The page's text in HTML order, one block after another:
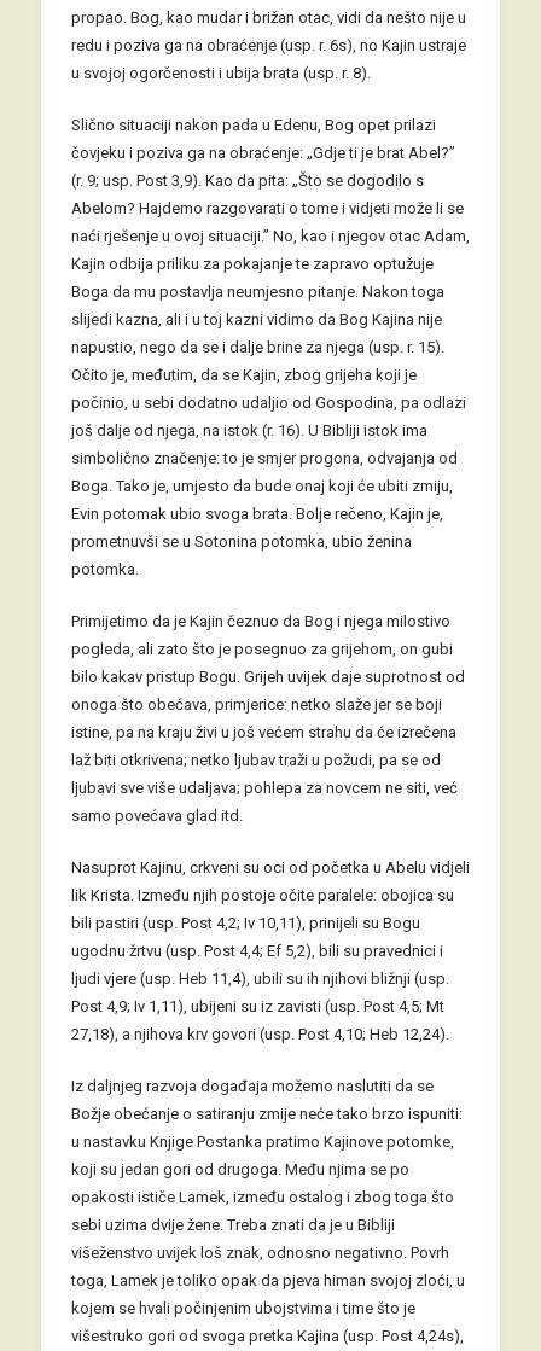
propao. Bog, kao mudar i brižan otac, vidi da nešto nije u
redu i poziva ga na obraćenje (usp. r. 6s), no Kajin ustraje
u svojoj ogorčenosti i ubija brata (usp. r. 8).
Slično situaciji nakon pada u Edenu, Bog opet prilazi
čovjeku i poziva ga na obraćenje: „Gdje ti je brat Abel?”
(r. 9; usp. Post 3,9). Kao da pita: „Što se dogodilo s
Abelom? Hajdemo razgovarati o tome i vidjeti može li se
naći rješenje u ovoj situaciji.” No, kao i njegov otac Adam,
Kajin odbija priliku za pokajanje te zapravo optužuje
Boga da mu postavlja neumjesno pitanje. Nakon toga
slijedi kazna, ali i u toj kazni vidimo da Bog Kajina nije
napustio, nego da se i dalje brine za njega (usp. r. 15).
Očito je, međutim, da se Kajin, zbog grijeha koji je
počinio, u sebi dodatno udaljio od Gospodina, pa odlazi
još dalje od njega, na istok (r. 16). U Bibliji istok ima
simbolično značenje: to je smjer progona, odvajanja od
Boga. Tako je, umjesto da bude onaj koji će ubiti zmiju,
Evin potomak ubio svoga brata. Bolje rečeno, Kajin je,
prometnuvši se u Sotonina potomka, ubio ženina
potomka.
Primijetimo da je Kajin čeznuo da Bog i njega milostivo
pogleda, ali zato što je posegnuo za grijehom, on gubi
bilo kakav pristup Bogu. Grijeh uvijek daje suprotnost od
onoga što obećava, primjerice: netko slaže jer se boji
istine, pa na kraju živi u još većem strahu da će izrečena
laž biti otkrivena; netko ljubav traži u požudi, pa se od
ljubavi sve više udaljava; pohlepa za novcem ne siti, već
samo povećava glad itd.
Nasuprot Kajinu, crkveni su oci od početka u Abelu vidjeli
lik Krista. Između njih postoje očite paralele: obojica su
bili pastiri (usp. Post 4,2; Iv 10,11), prinijeli su Bogu
ugodnu žrtvu (usp. Post 4,4; Ef 5,2), bili su pravednici i
ljudi vjere (usp. Heb 11,4), ubili su ih njihovi bližnji (usp.
Post 4,9; Iv 1,11), ubijeni su iz zavisti (usp. Post 4,5; Mt
27,18), a njihova krv govori (usp. Post 4,10; Heb 12,24).
Iz daljnjeg razvoja događaja možemo naslutiti da se
Božje obećanje o satiranju zmije neće tako brzo ispuniti:
u nastavku Knjige Postanka pratimo Kajinove potomke,
koji su jedan gori od drugoga. Među njima se po
opakosti ističe Lamek, između ostalog i zbog toga što
sebi uzima dvije žene. Treba znati da je u Bibliji
višeženstvo uvijek loš znak, odnosno negativno. Povrh
toga, Lamek je toliko opak da pjeva himan svojoj zloći, u
kojem se hvali počinjenim ubojstvima i time što je
višestruko gori od svoga pretka Kajina (usp. Post 4,24s),